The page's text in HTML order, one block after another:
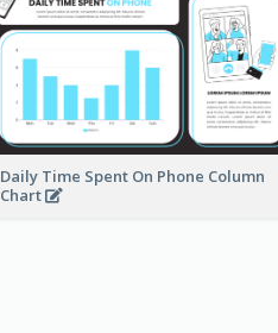
Daily Time Spent On Phone Column
Chart